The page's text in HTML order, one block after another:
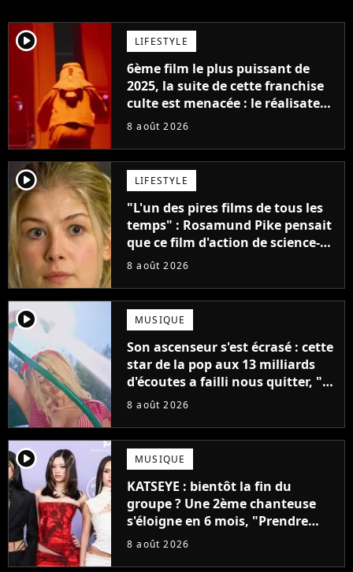
player2 LIFESTYLE
6ème film le plus puissant de
2025, la suite de cette franchise
culte est menacée : le réalisateur
claque la porte pour "différends
8 août 2026
player2 LIFESTYLE
"L'un des pires films de tous les
temps" : Rosamund Pike pensait
que ce film d'action de science-
fiction avec Dwayne Johnson
8 août 2026
player2 MUSIQUE
Son ascenseur s'est écrasé : cette
star de la pop aux 13 milliards
d'écoutes a failli nous quitter, "Je
pensais ne plus jamais chanter"
8 août 2026
player2 MUSIQUE
KATSEYE : bientôt la fin du
groupe ? Une 2ème chanteuse
s'éloigne en 6 mois, "Prendre
cette décision n’a pas été facile"
8 août 2026